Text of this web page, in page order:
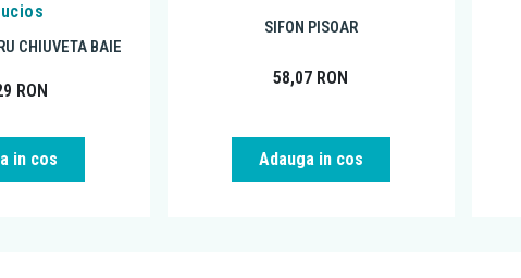
CHIUVETA BAIE
RON
in cos
SIFON PISOAR
58,07 RON
Adauga in cos